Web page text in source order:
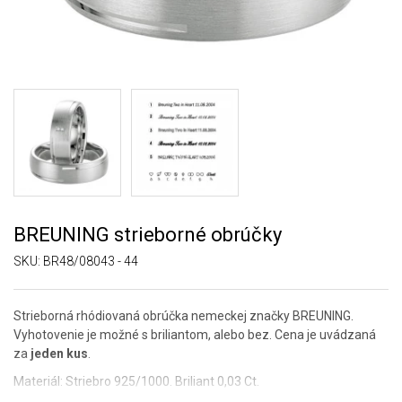
BREUNING strieborné obrúčky
SKU: BR48/08043 - 44
Strieborná rhódiovaná obrúčka nemeckej značky BREUNING.
Vyhotovenie je možné s briliantom, alebo bez. Cena je uvádzaná
za jeden kus
Materiál: Striebro 925/1000. Briliant 0,03 Ct.